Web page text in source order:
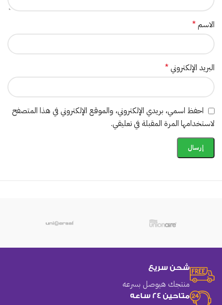
الاسم*
البريد الإلكتروني*
احفظ اسمي، بريدي الإلكتروني، والموقع الإلكتروني في هذا المتصفح
لاستخدامها المرة المقبلة في تعليقي.
شحن سريع
منتجك هيوصل بسرعه
متاحين 24 ساعه